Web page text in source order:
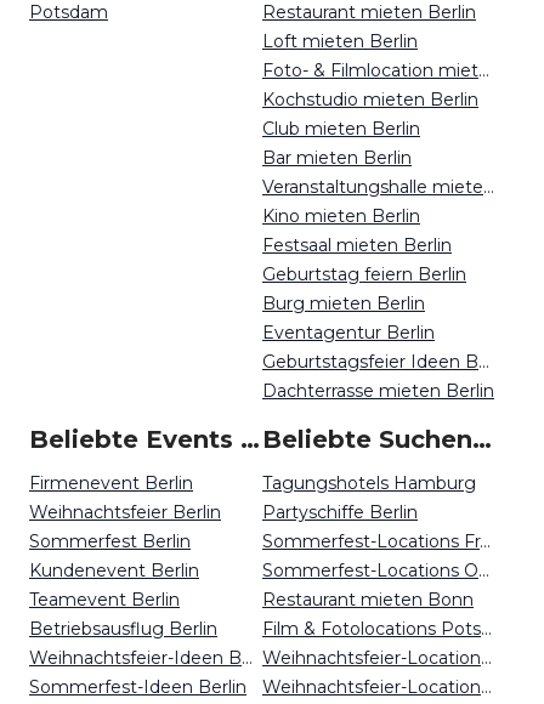
Potsdam
Restaurant mieten Berlin
Loft mieten Berlin
Foto- & Filmlocation mieten Berlin
Kochstudio mieten Berlin
Club mieten Berlin
Bar mieten Berlin
Veranstaltungshalle mieten Berlin
Kino mieten Berlin
Festsaal mieten Berlin
Geburtstag feiern Berlin
Burg mieten Berlin
Eventagentur Berlin
Geburtstagsfeier Ideen Berlin
Dachterrasse mieten Berlin
Beliebte Events in Berlin
Firmenevent Berlin
Weihnachtsfeier Berlin
Sommerfest Berlin
Kundenevent Berlin
Teamevent Berlin
Betriebsausflug Berlin
Weihnachtsfeier-Ideen Berlin
Sommerfest-Ideen Berlin
Beliebte Suchen auf Event Inc
Tagungshotels Hamburg
Partyschiffe Berlin
Sommerfest-Locations Frankfurt
Sommerfest-Locations Osnabrück
Restaurant mieten Bonn
Film & Fotolocations Potsdam
Weihnachtsfeier-Locations Dresden
Weihnachtsfeier-Locations Kiel